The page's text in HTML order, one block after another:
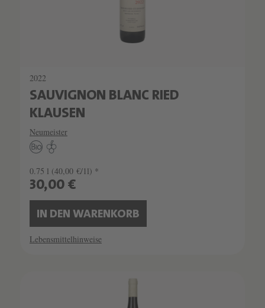
2022
SAUVIGNON BLANC RIED
KLAUSEN
Neumeister
0.75 l (40,00 €/1l) *
30,00 €
IN DEN WARENKORB
Lebensmittelhinweise